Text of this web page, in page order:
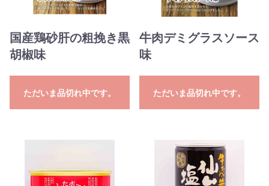
国産鶏砂肝の粗挽き黒
胡椒味
ただいま品切れ中です。
牛肉デミグラスソース
味
ただいま品切れ中です。